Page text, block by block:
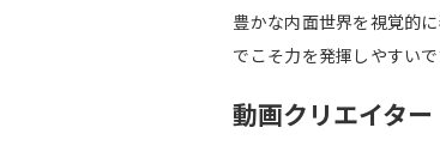
豊かな内面世界を視覚的
でこそ力を発揮しやすい
動画クリエイタ